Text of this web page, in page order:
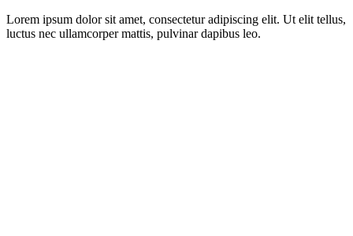
Lorem ipsum dolor sit amet, consectetur adipiscing elit. Ut elit tellus,
luctus nec ullamcorper mattis, pulvinar dapibus leo.